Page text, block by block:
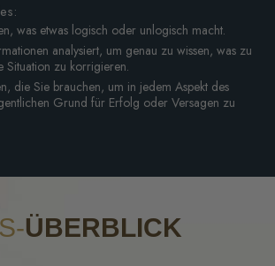
was etwas logisch oder unlogisch macht.
analysiert, um genau zu wissen, was zu
Situation zu korrigieren.
die Sie brauchen, um in jedem Aspekt des
Grund für Erfolg oder Versagen zu
ÜBERBLICK